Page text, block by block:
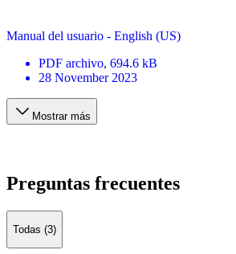
Manual del usuario - English (US)
PDF archivo, 694.6 kB
28 November 2023
Mostrar más
Preguntas frecuentes
Todas (3)